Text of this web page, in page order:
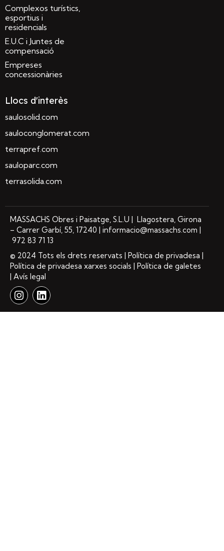
Complexos turístics,
esportius i
residencials
E.U.C i Juntes de
compensació
Empreses
concessionàries
Llocs d'interès
saulosolid.com
sauloconglomerat.com
terrapref.com
sauloparc.com
terrasolida.com
MASSACHS Obres i Paisatge, S.L.U | Llagostera, Girona
– Carrer Garbí, 55, 17240 | informacio@massachs.com |
972 83 71 13
© 2024 Tots els drets reservats | Política de privadesa |
Política de privadesa xarxes socials | Política de galetes
| Avís legal